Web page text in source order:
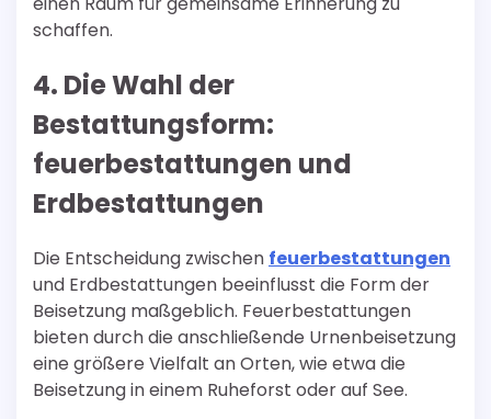
schaffen.
4. Die Wahl der
Bestattungsform:
feuerbestattungen und
Erdbestattungen
Die Entscheidung zwischen feuerbestattungen
und Erdbestattungen beeinflusst die Form der
Beisetzung maßgeblich. Feuerbestattungen
bieten durch die anschließende Urnenbeisetzung
eine größere Vielfalt an Orten, wie etwa die
Beisetzung in einem Ruheforst oder auf See.